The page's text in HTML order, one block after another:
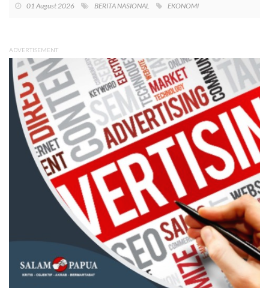
01 August 2026 BERITA NASIONAL EKONOMI
ADVERTISEMENT